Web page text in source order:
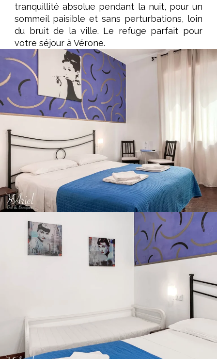
tranquillité absolue pendant la nuit, pour un
sommeil paisible et sans perturbations, loin
du bruit de la ville. Le refuge parfait pour
votre séjour à Vérone.